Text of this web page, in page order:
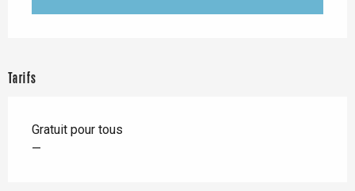
Tarifs
Gratuit pour tous
—